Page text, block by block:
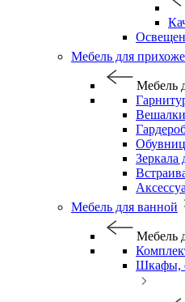
Мебель для
Мебель
Зеркала
Мебель для ванной
Мебель
Шкафы,